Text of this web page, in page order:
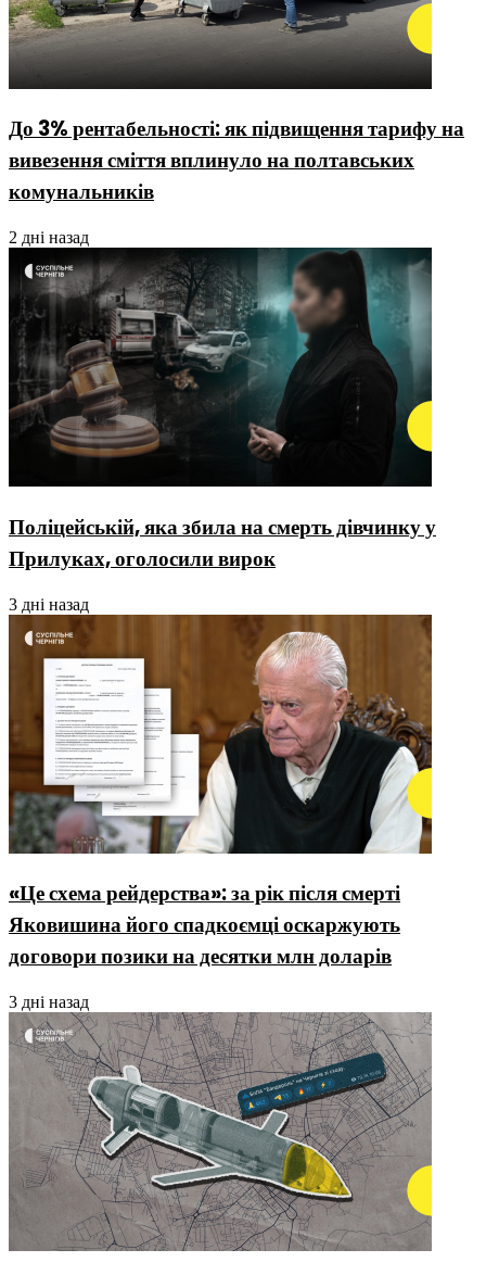
До 3% рентабельності: як підвищення тарифу на
вивезення сміття вплинуло на полтавських
комунальників
2 дні назад
Поліцейській, яка збила на смерть дівчинку у
Прилуках, оголосили вирок
3 дні назад
«Це схема рейдерства»: за рік після смерті
Яковишина його спадкоємці оскаржують
договори позики на десятки млн доларів
3 дні назад